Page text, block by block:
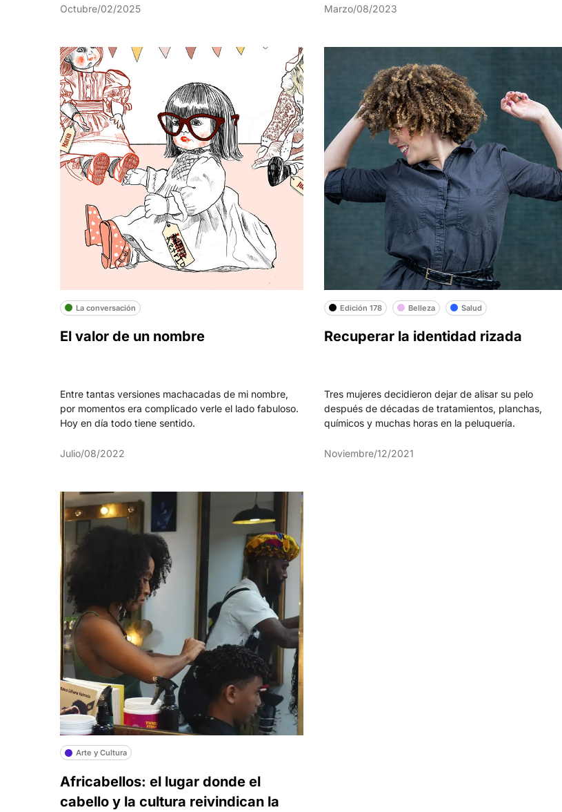
Octubre/02/2025 Marzo/08/2023
La conversación
El valor de un nombre
Entre tantas versiones machacadas de mi nombre,
por momentos era complicado verle el lado fabuloso.
Hoy en día todo tiene sentido.
Julio/08/2022
Edición 178 Belleza Salud
Recuperar la identidad rizada
Tres mujeres decidieron dejar de alisar su pelo
después de décadas de tratamientos, planchas,
químicos y muchas horas en la peluquería.
Noviembre/12/2021
Arte y Cultura
Africabellos: el lugar donde el
cabello y la cultura reivindican la